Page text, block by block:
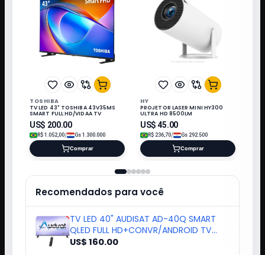
TOSHIBA
TV LED 43" TOSHIBA 43V35MS
SMART FULL HD/VIDAA TV
US$ 200.00
R$ 1.052,00/ Gs 1.300.000
Comprar
HY
PROJETOR LASER MINI HY300
ULTRA HD 8500LM
US$ 45.00
R$ 236,70/ Gs 292.500
Comprar
Recomendados para você
TV LED 40" AUDISAT AD-40Q SMART
QLED FULL HD+CONVR/ANDROID TV
2025
US$ 160.00